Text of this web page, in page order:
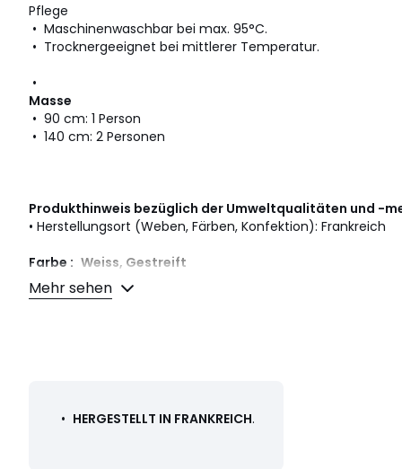
Pflege
• Maschinenwaschbar bei max. 95°C.
• Trocknergeeignet bei mittlerer Temperatur.
•
Masse
• 90 cm: 1 Person
• 140 cm: 2 Personen
Produkthinweis bezüglich der Umweltqualitäten und -
• Herstellungsort (Weben, Färben, Konfektion): Frankreich
Farbe : Weiss, Gestreift
Grösse 90 cm, 140 cm
Mehr sehen
• HERGESTELLT IN FRANKREICH.